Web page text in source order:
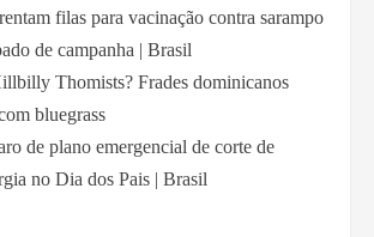
filas para vacinação contra sarampo
de campanha | Brasil
Thomists? Frades dominicanos
bluegrass
de plano emergencial de corte de
no Dia dos Pais | Brasil